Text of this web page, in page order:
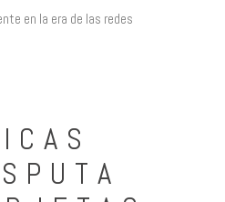
en la era de las redes